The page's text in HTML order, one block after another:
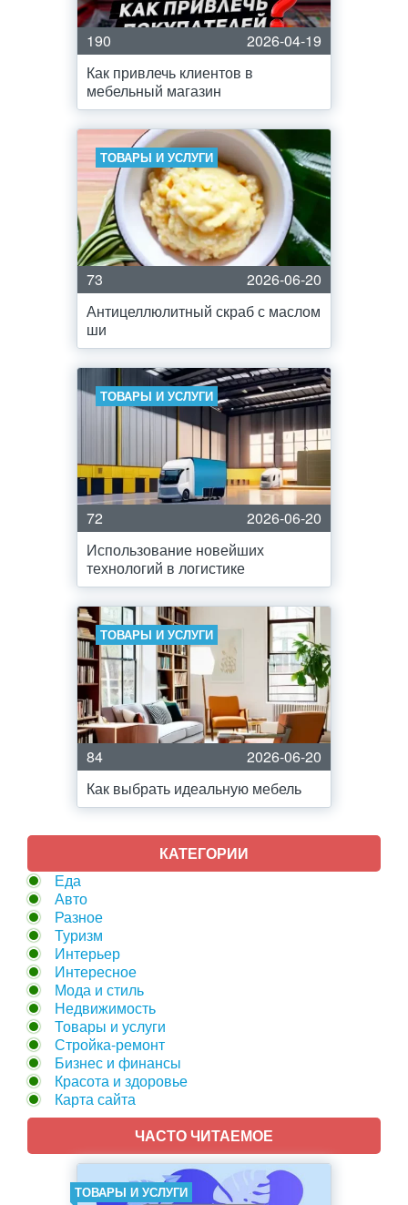
190
2026-04-19
Как привлечь клиентов в
мебельный магазин
ТОВАРЫ И УСЛУГИ
73
2026-06-20
Антицеллюлитный скраб с маслом
ши
ТОВАРЫ И УСЛУГИ
72
2026-06-20
Использование новейших
технологий в логистике
ТОВАРЫ И УСЛУГИ
84
2026-06-20
Как выбрать идеальную мебель
КАТЕГОРИИ
Еда
Авто
Разное
Туризм
Интерьер
Интересное
Мода и стиль
Недвижимость
Товары и услуги
Стройка-ремонт
Бизнес и финансы
Красота и здоровье
Карта сайта
ЧАСТО ЧИТАЕМОЕ
ТОВАРЫ И УСЛУГИ